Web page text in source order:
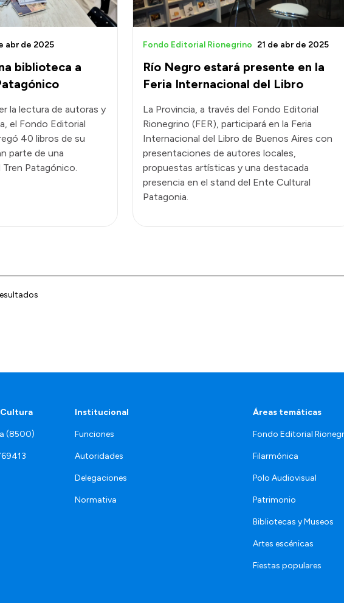
biblioteca a
abr de 2025
la lectura de autoras y
el Fondo Editorial
40 libros de su
parte de una
Patagónico.
Río Negro estará presente en la
Feria Internacional del Libro
Fondo Editorial Rionegrino 21 de abr de 2025
La Provincia, a través del Fondo Editorial
Rionegrino (FER), participará en la Feria
Internacional del Libro de Buenos Aires con
presentaciones de autores locales,
propuestas artísticas y una destacada
presencia en el stand del Ente Cultural
Patagonia.
(8500)
Institucional
Funciones
Autoridades
Delegaciones
Normativa
Áreas temáticas
Fondo Editorial
Filarmónica
Polo Audiovisual
Patrimonio
Bibliotecas y Museos
Artes escénicas
Fiestas populares